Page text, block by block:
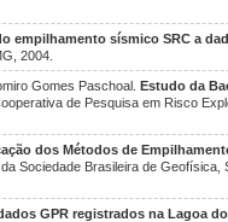
empilhamento sísmico SRC a
2004.
Gomes Paschoal. Estudo da
de Pesquisa em Risco
dos Métodos de
Sociedade Brasileira de Geofísica,
GPR registrados na Lagoa